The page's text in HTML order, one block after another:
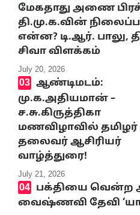
மேகதாது அணை
தி.மு.க.வின்
என்ன? டி.ஆர். பாலு,
சிவா விளக்கம்
July 20, 2026
ஆண்டிமடம்:
மு.க.அதியமான் –
ச.சு.கிருத்திகா
மணவிழாவில் தமிழர்
தலைவர் ஆசிரியர்
வாழ்த்துரை!
July 21, 2026
பக்தியை வென்ற
வைஷ்ணவி தேவி